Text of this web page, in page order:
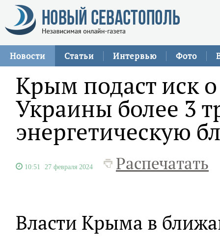
Новости Статьи Интервью Фото
Крым подаст иск
Украины более 3
энергетическую
10:51 27 февраля 2024 Распечатать
Власти Крыма в